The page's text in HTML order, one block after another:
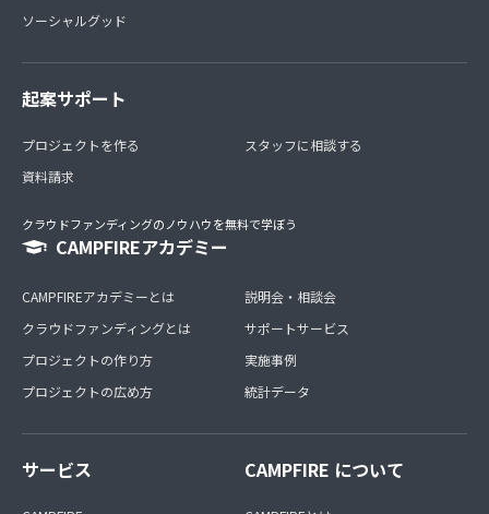
ソーシャルグッド
起案サポート
プロジェクトを作る
資料請求
スタッフに相談する
クラウドファンディングのノウハウを無料で学ぼう
CAMPFIREアカデミー
CAMPFIREアカデミーとは
クラウドファンディングとは
プロジェクトの作り方
プロジェクトの広め方
説明会・相談会
サポートサービス
実施事例
統計データ
サービス CAMPFIRE について